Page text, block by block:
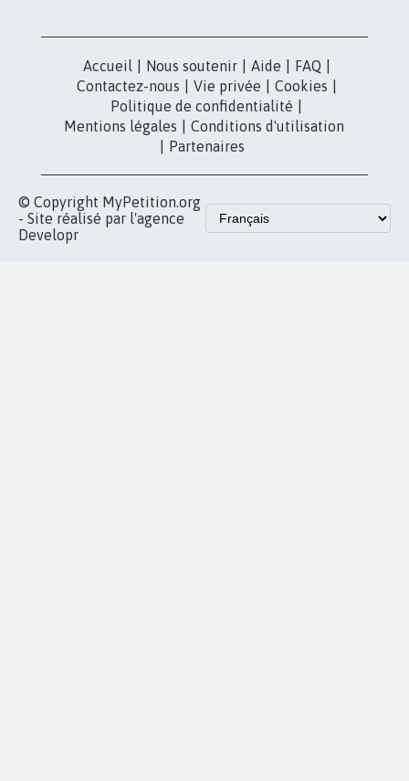
Accueil Nous soutenir Aide FAQ
Contactez-nous
Vie privée Cookies
Politique de confidentialité
Mentions légales
Conditions d'utilisation
Partenaires
© Copyright MyPetition.org
- Site réalisé par l'agence
Developr